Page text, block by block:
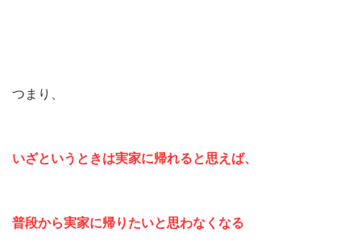
つまり、
いざというときは実家に帰れると思えば、
普段から実家に帰りたいと思わなくなる